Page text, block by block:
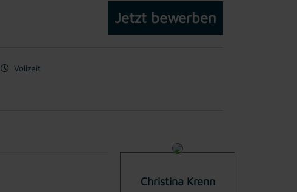
Jetzt bewerben
Vollzeit
Christina Krenn